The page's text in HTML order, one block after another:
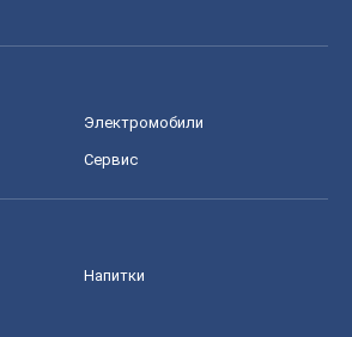
Электромобили
Сервис
Напитки